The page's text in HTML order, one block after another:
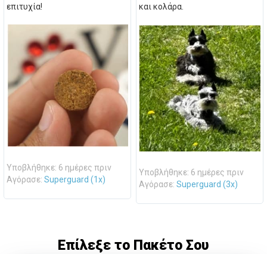
επιτυχία!
Υποβλήθηκε: 6 ημέρες πριν
Αγόρασε: Superguard (1x)
και κολάρα.
Υποβλήθηκε: 6 ημέρες πριν
Αγόρασε: Superguard (3x)
Επίλεξε το Πακέτο Σου